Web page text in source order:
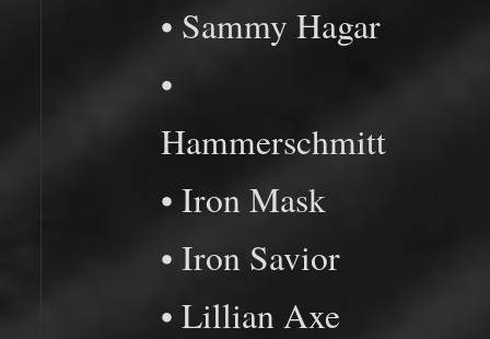
• Sammy Hagar
•
Hammerschmitt
• Iron Mask
• Iron Savior
• Lillian Axe